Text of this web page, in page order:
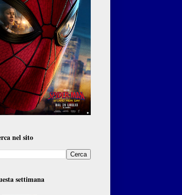
nel sito
settimana